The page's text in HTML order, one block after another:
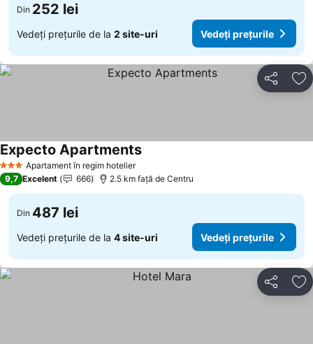
Din 252 lei
Vedeți prețurile de la 2 site-uri Vedeți prețurile
Distribuiți
3 SteleApartament în regim hotelier
Expecto Apartments
9,7 Excelent 666 2.5 km faţă de Centru
Din 487 lei
Vedeți prețurile de la 4 site-uri Vedeți prețurile
Distribuiți